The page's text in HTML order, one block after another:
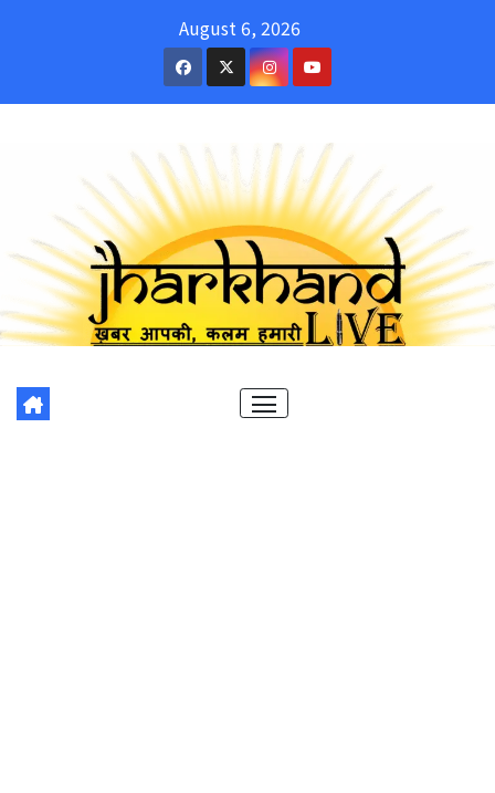
August 6, 2026